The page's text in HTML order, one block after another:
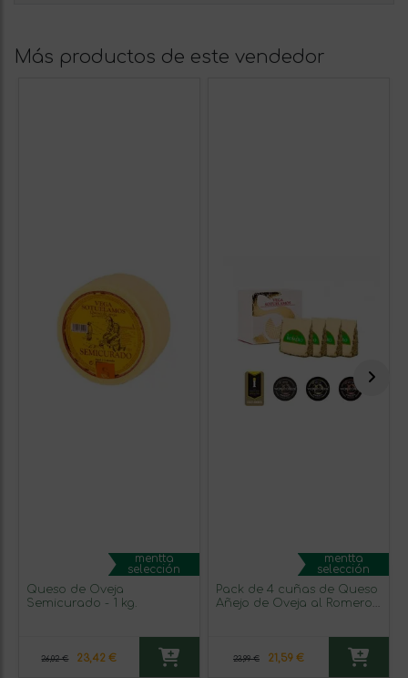
Más productos de este vendedor
mentta
selección
Queso de Oveja
Semicurado - 1 kg.
26,02 € 23,42 €
mentta
selección
Pack de 4 cuñas de Queso
Añejo de Oveja al Romero -
23,99 € 21,59 €